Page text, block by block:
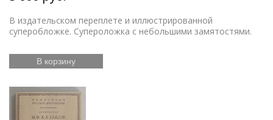
В издательском переплете и иллюстрированной
суперобложке. Супероложка с небольшими замятостями.
В корзину